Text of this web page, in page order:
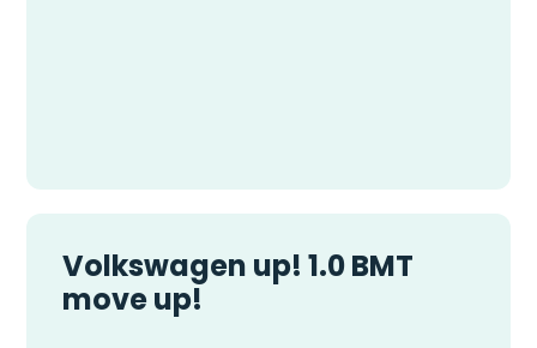
Volkswagen up! 1.0 BMT
move up!